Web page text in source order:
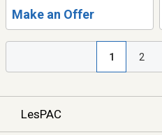
Make an Offer
1 2
LesPAC